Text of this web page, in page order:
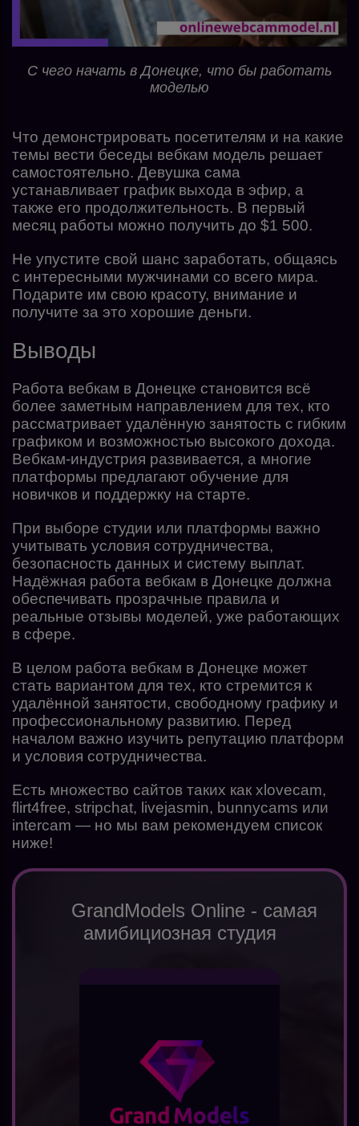
С чего начать в Донецке, что бы работать
моделью
Что демонстрировать посетителям и на какие
темы вести беседы вебкам модель решает
самостоятельно. Девушка сама
устанавливает график выхода в эфир, а
также его продолжительность. В первый
месяц работы можно получить до $1 500.
Не упустите свой шанс заработать, общаясь
с интересными мужчинами со всего мира.
Подарите им свою красоту, внимание и
получите за это хорошие деньги.
Выводы
Работа вебкам в Донецке становится всё
более заметным направлением для тех, кто
рассматривает удалённую занятость с гибким
графиком и возможностью высокого дохода.
Вебкам-индустрия развивается, а многие
платформы предлагают обучение для
новичков и поддержку на старте.
При выборе студии или платформы важно
учитывать условия сотрудничества,
безопасность данных и систему выплат.
Надёжная работа вебкам в Донецке должна
обеспечивать прозрачные правила и
реальные отзывы моделей, уже работающих
в сфере.
В целом работа вебкам в Донецке может
стать вариантом для тех, кто стремится к
удалённой занятости, свободному графику и
профессиональному развитию. Перед
началом важно изучить репутацию платформ
и условия сотрудничества.
Есть множество сайтов таких как xlovecam,
flirt4free, stripchat, livejasmin, bunnycams или
intercam — но мы вам рекомендуем список
ниже!
GrandModels Online - самая
амибициозная студия